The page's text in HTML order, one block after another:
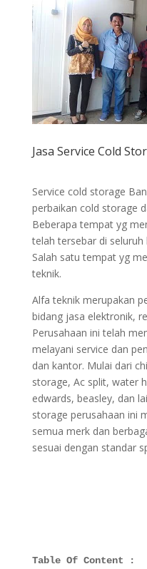
Jasa Service Cold
Service cold storage
perbaikan cold storage
Beberapa tempat yg
telah tersebar di
Salah satu tempat yg
teknik.
Alfa teknik merupakan
bidang jasa elektronik,
Perusahaan ini telah
melayani service dan
dan kantor. Mulai dari
storage, Ac split, water
edwards, beasley, dan
storage perusahaan ini
semua merk dan
sesuai dengan standar
Table Of Content :